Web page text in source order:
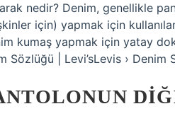
nedir? Denim, genellikle
için) yapmak için
kumaş yapmak için yatay
Sözlüğü | Levi’sLevis › Denim